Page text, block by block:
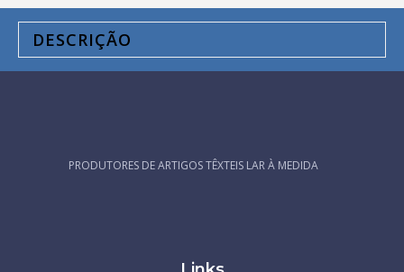
DESCRIÇÃO
PRODUTORES DE ARTIGOS TÊXTEIS LAR À MEDIDA